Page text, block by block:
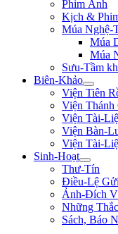
Phim Ảnh
Kịch &
Múa Nghệ-
Múa
Múa
Sưu-Tầm
Biên-Khảo
Viện Tiên
Viện Thánh
Viện Tài-
Viện Bàn-
Viện Tài-
Sinh-Hoạt
Thư-Tín
Điều-Lệ
Ảnh-Đích
Những
Sách, Báo